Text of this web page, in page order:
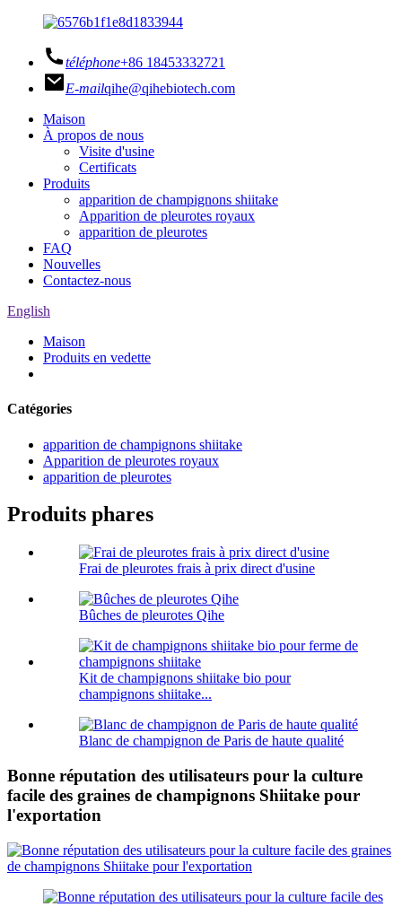
téléphone+86 18453332721
E-mailqihe@qihebiotech.com
Maison
À propos de nous
Visite d'usine
Certificats
Produits
apparition de champignons shiitake
Apparition de pleurotes royaux
apparition de pleurotes
FAQ
Nouvelles
Contactez-nous
English
Maison
Produits en vedette
Catégories
apparition de champignons shiitake
Apparition de pleurotes royaux
apparition de pleurotes
Produits phares
Frai de pleurotes frais à prix direct d'usine
Bûches de pleurotes Qihe
Kit de champignons shiitake bio pour
champignons shiitake...
Blanc de champignon de Paris de haute qualité
Bonne réputation des utilisateurs pour la culture
facile des graines de champignons Shiitake pour
l'exportation